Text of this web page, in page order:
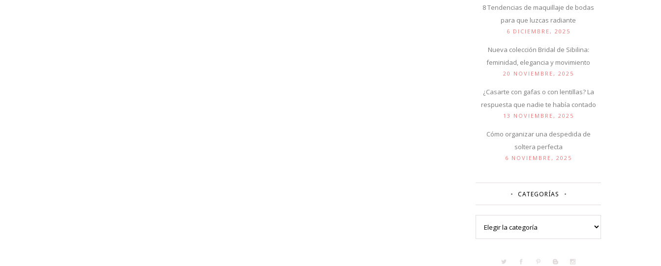
8 Tendencias de maquillaje de bodas
para que luzcas radiante
6 DICIEMBRE, 2025
Nueva colección Bridal de Sibilina:
feminidad, elegancia y movimiento
20 NOVIEMBRE, 2025
¿Casarte con gafas o con lentillas? La
respuesta que nadie te había contado
13 NOVIEMBRE, 2025
Cómo organizar una despedida de
soltera perfecta
6 NOVIEMBRE, 2025
CATEGORÍAS